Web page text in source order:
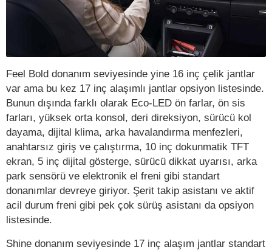
Feel Bold donanım seviyesinde yine 16 inç çelik jantlar
var ama bu kez 17 inç alaşımlı jantlar opsiyon listesinde.
Bunun dışında farklı olarak Eco-LED ön farlar, ön sis
farları, yüksek orta konsol, deri direksiyon, sürücü kol
dayama, dijital klima, arka havalandırma menfezleri,
anahtarsız giriş ve çalıştırma, 10 inç dokunmatik TFT
ekran, 5 inç dijital gösterge, sürücü dikkat uyarısı, arka
park sensörü ve elektronik el freni gibi standart
donanımlar devreye giriyor. Şerit takip asistanı ve aktif
acil durum freni gibi pek çok sürüş asistanı da opsiyon
listesinde.
Shine donanım seviyesinde 17 inç alaşım jantlar standart